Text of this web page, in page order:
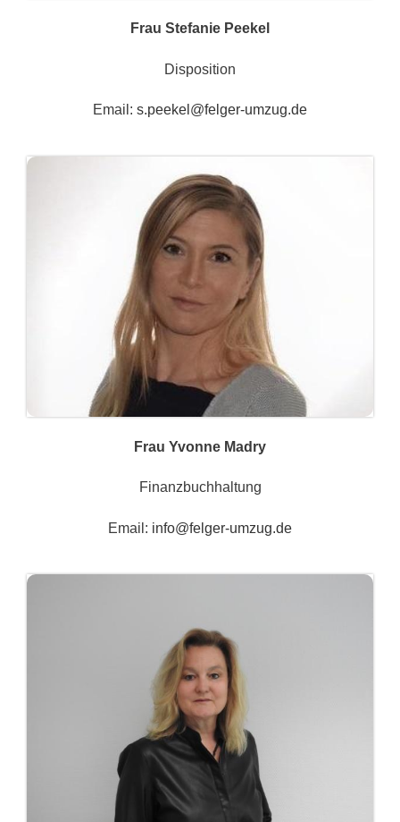
Frau Stefanie Peekel
Disposition
Email: s.peekel@felger-umzug.de
Frau Yvonne Madry
Finanzbuchhaltung
Email: info@felger-umzug.de